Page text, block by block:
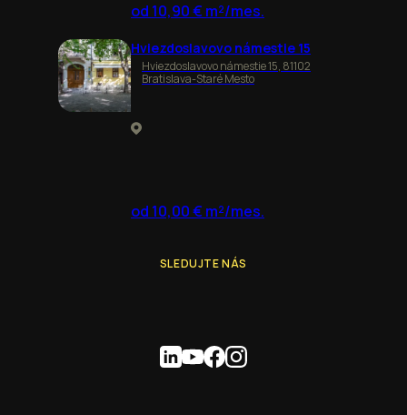
od 10,90 € m²/mes.
Hviezdoslavovo námestie 15
Hviezdoslavovo námestie 15, 81102
Bratislava-Staré Mesto
od 10,00 € m²/mes.
SLEDUJTE NÁS